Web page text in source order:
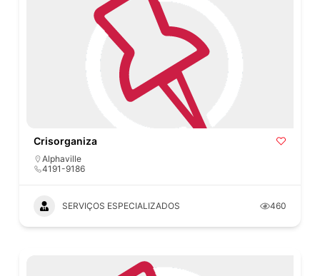
Crisorganiza
Alphaville
4191-9186
SERVIÇOS ESPECIALIZADOS 460